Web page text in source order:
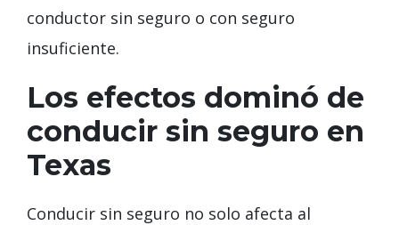
conductor sin seguro o con seguro
insuficiente.
Los efectos dominó de
conducir sin seguro en
Texas
Conducir sin seguro no solo afecta al